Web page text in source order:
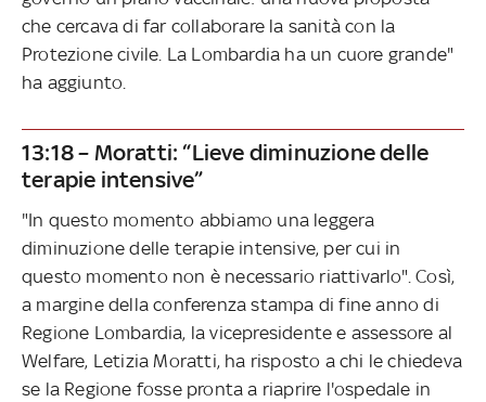
che cercava di far collaborare la sanità con la
Protezione civile. La Lombardia ha un cuore grande"
ha aggiunto.
13:18 – Moratti: “Lieve diminuzione delle
terapie intensive”
"In questo momento abbiamo una leggera
diminuzione delle terapie intensive, per cui in
questo momento non è necessario riattivarlo". Così,
a margine della conferenza stampa di fine anno di
Regione Lombardia, la vicepresidente e assessore al
Welfare, Letizia Moratti, ha risposto a chi le chiedeva
se la Regione fosse pronta a riaprire l'ospedale in